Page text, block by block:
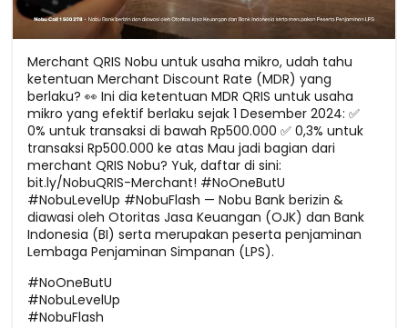
Merchant QRIS Nobu untuk usaha mikro, udah tahu
ketentuan Merchant Discount Rate (MDR) yang
berlaku? 👀 Ini dia ketentuan MDR QRIS untuk usaha
mikro yang efektif berlaku sejak 1 Desember 2024: ✅
0% untuk transaksi di bawah Rp500.000 ✅ 0,3% untuk
transaksi Rp500.000 ke atas Mau jadi bagian dari
merchant QRIS Nobu? Yuk, daftar di sini:
bit.ly/NobuQRIS-Merchant! #NoOneButU
#NobuLevelUp #NobuFlash — Nobu Bank berizin &
diawasi oleh Otoritas Jasa Keuangan (OJK) dan Bank
Indonesia (BI) serta merupakan peserta penjaminan
Lembaga Penjaminan Simpanan (LPS).
#NoOneButU
#NobuLevelUp
#NobuFlash